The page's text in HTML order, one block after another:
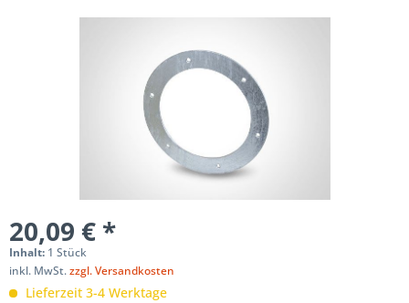
20,09 € *
Inhalt: 1 Stück
inkl. MwSt.zzgl. Versandkosten
Lieferzeit 3-4 Werktage